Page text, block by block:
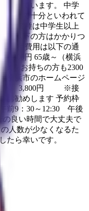
されています。 中学
接種で十分といわれて
の接種は中学生以上
生以下の方はかかりつ
接種費用は以下の通
円 65歳～（横浜
病をお持ちの方も2300
横浜市のホームページ
以外） 3,800円 ※接
お勧めします 予約枠
前9：30～12:30 午後
良い時間で大丈夫で
人数が少なくなるた
たら幸いです。